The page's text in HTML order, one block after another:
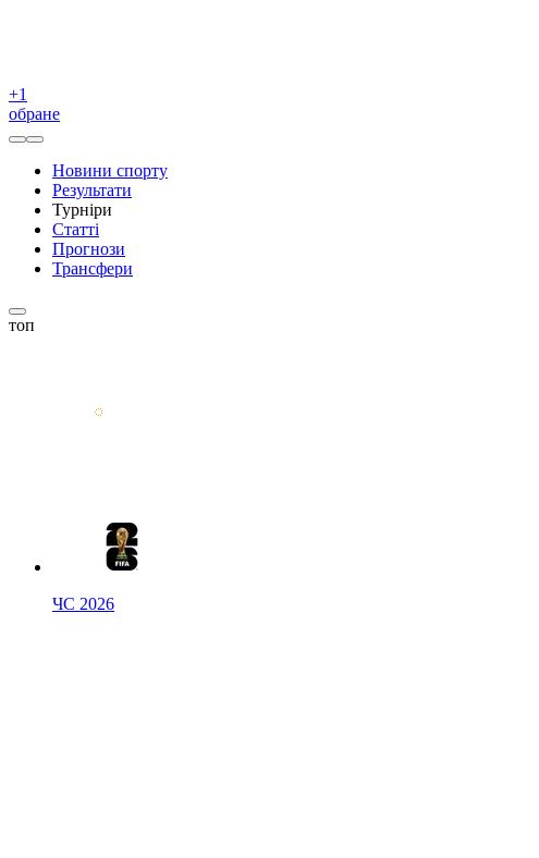
+1
обране
Новини спорту
Результати
Турніри
Статті
Прогнози
Трансфери
топ
ЧС 2026